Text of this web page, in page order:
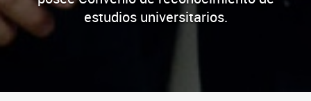
estudios universitarios.